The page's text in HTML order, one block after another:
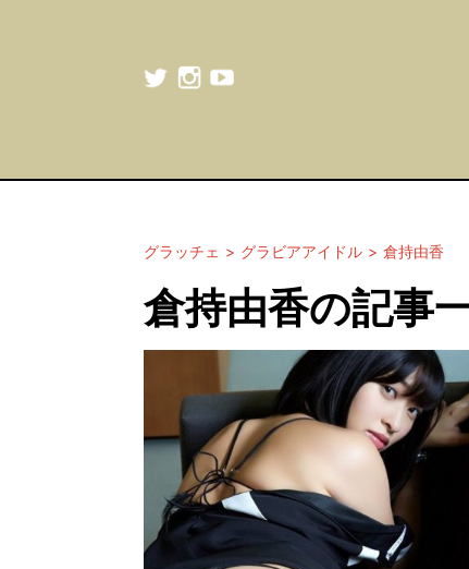
グラッチェ グラビアアイドル 倉持由香
倉持由香の記事